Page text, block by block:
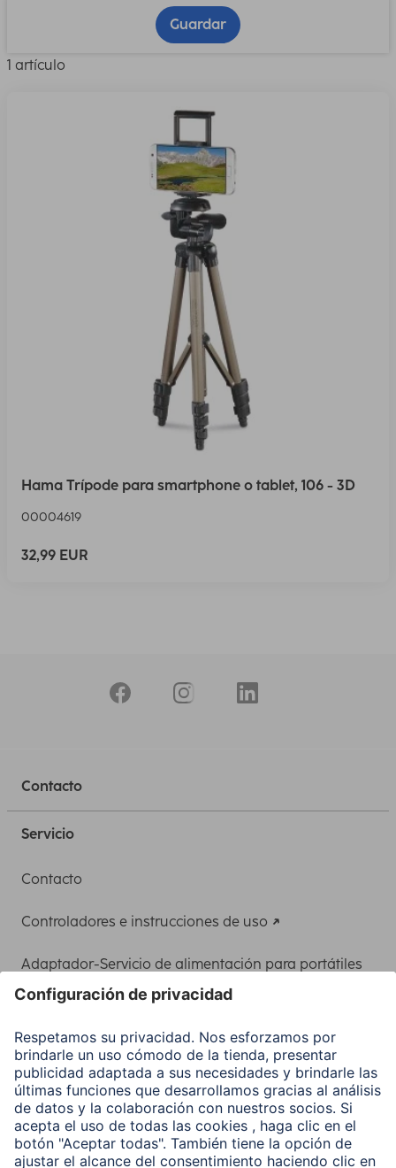
Guardar
1 artículo
Hama Trípode para smartphone o tablet, 106 - 3D
00004619
32,99 EUR
Contacto
Servicio
Contacto
Controladores e instrucciones de uso
Adaptador-Servicio de alimentación para portátiles
Clientes online
Conviértete en distribuidor
Compañía